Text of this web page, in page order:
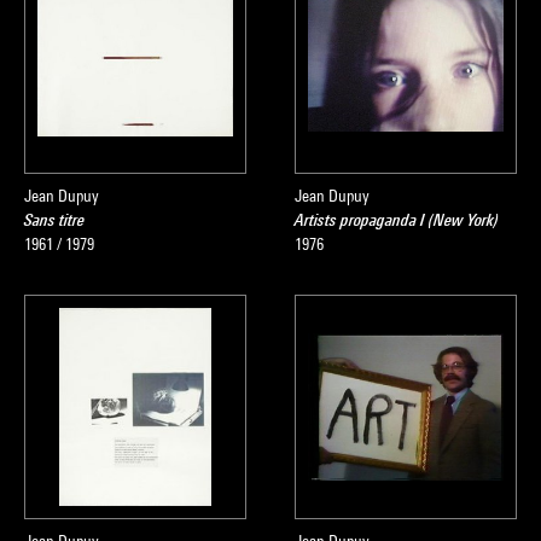
Jean Dupuy
Sans titre
1961 / 1979
Jean Dupuy
Artists propaganda I (New York)
1976